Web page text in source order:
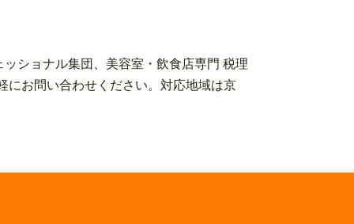
ショナル集団、美容室・飲食店専門 税理
にお問い合わせください。対応地域は京